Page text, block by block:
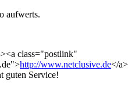
aufwerts.
class="postlink"
http://www.netclusive.de</a>
guten Service!